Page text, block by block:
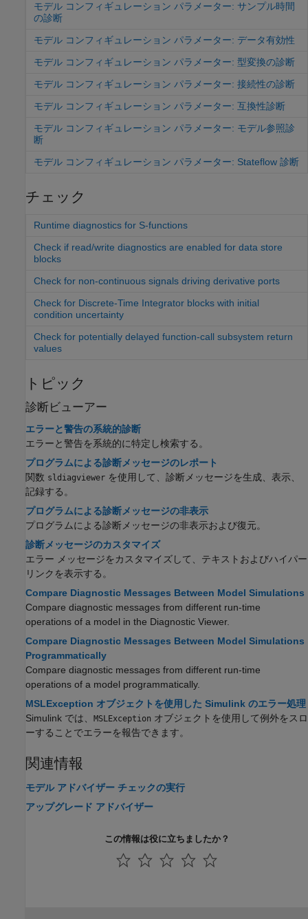
モデル コンフィギュレーション パラメーター: サンプル時間
の診断
モデル コンフィギュレーション パラメーター: データ有効性
モデル コンフィギュレーション パラメーター: 型変換の診断
モデル コンフィギュレーション パラメーター: 接続性の診断
モデル コンフィギュレーション パラメーター: 互換性診断
モデル コンフィギュレーション パラメーター: モデル参照診
断
モデル コンフィギュレーション パラメーター: Stateflow 診断
チェック
Runtime diagnostics for S-functions
Check if read/write diagnostics are enabled for data store
blocks
Check for non-continuous signals driving derivative ports
Check for Discrete-Time Integrator blocks with initial
condition uncertainty
Check for potentially delayed function-call subsystem return
values
トピック
診断ビューアー
エラーと警告の系統的診断
エラーと警告を系統的に特定し検索する。
プログラムによる診断メッセージのレポート
関数 sldiagviewer を使用して、診断メッセージを生成、表示、
記録する。
プログラムによる診断メッセージの非表示
プログラムによる診断メッセージの非表示および復元。
診断メッセージのカスタマイズ
エラー メッセージをカスタマイズして、テキストおよびハイパー
リンクを表示する。
Compare Diagnostic Messages Between Model Simulations
Compare diagnostic messages from different run-time
operations of a model in the Diagnostic Viewer.
Compare Diagnostic Messages Between Model Simulations
Programmatically
Compare diagnostic messages from different run-time
operations of a model programmatically.
MSLException オブジェクトを使用した Simulink のエラー処理
Simulink では、 MSLException オブジェクトを使用して例外をスロ
ーすることでエラーを報告できます。
関連情報
モデル アドバイザー チェックの実行
アップグレード アドバイザー
この情報は役に立ちましたか？